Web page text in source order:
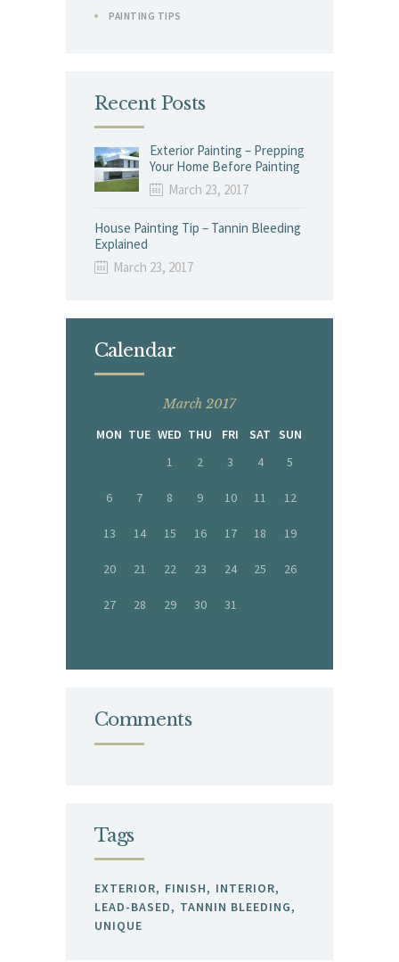
PAINTING TIPS
Recent Posts
Exterior Painting – Prepping
Your Home Before Painting
March 23, 2017
House Painting Tip – Tannin Bleeding
Explained
March 23, 2017
Calendar
March 2017
MON TUE WED THU FRI SAT SUN
1
2 3 4 5
6 7 8 9 10 11 12
13 14 15 16 17 18 19
20 21 22 23 24 25 26
27 28 29 30 31
Comments
Tags
EXTERIOR FINISH
INTERIOR
LEAD-BASED
TANNIN BLEEDING
UNIQUE